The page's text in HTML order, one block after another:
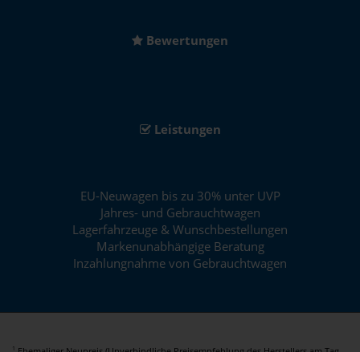
Bewertungen
Leistungen
EU-Neuwagen bis zu 30% unter UVP
Jahres- und Gebrauchtwagen
Lagerfahrzeuge & Wunschbestellungen
Markenunabhängige Beratung
Inzahlungnahme von Gebrauchtwagen
1